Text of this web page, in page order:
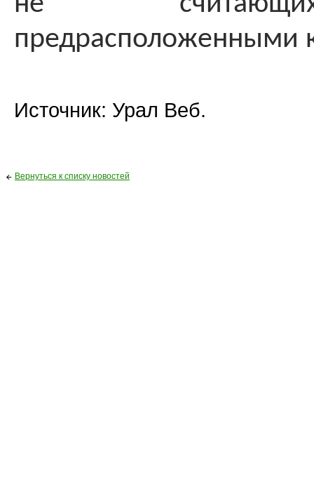
предрасположенными
Источник: Урал Веб.
Вернуться к списку новостей